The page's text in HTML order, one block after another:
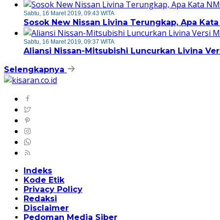
Sabtu, 16 Maret 2019, 09:43 WITA
Sosok New Nissan Livina Terungkap, Apa Kata
Sabtu, 16 Maret 2019, 09:37 WITA
Aliansi Nissan-Mitsubishi Luncurkan Livina
Selengkapnya
Indeks
Kode Etik
Privacy Policy
Redaksi
Disclaimer
Pedoman Media Siber